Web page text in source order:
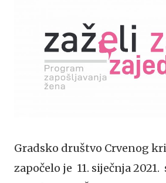
Gradsko društvo Crvenog
započelo je 11. siječnja